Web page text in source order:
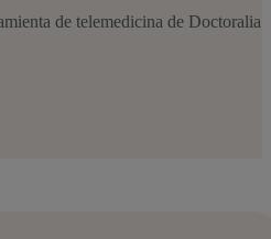
de telemedicina de Doctoralia